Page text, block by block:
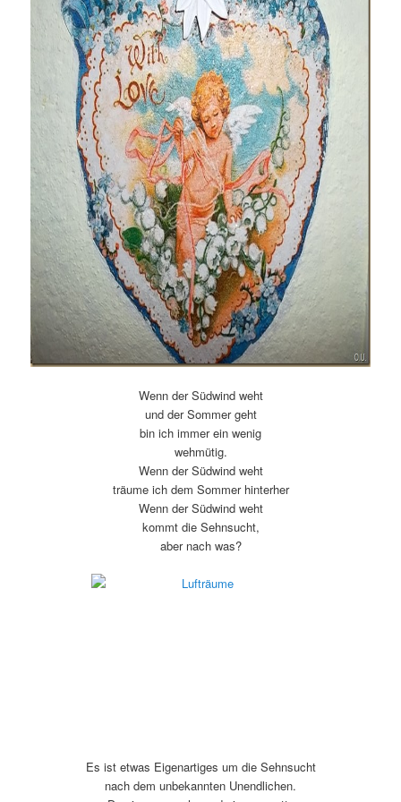
Wenn der Südwind weht
und der Sommer geht
bin ich immer ein wenig
wehmütig.
Wenn der Südwind weht
träume ich dem Sommer hinterher
Wenn der Südwind weht
kommt die Sehnsucht,
aber nach was?
Es ist etwas Eigenartiges um die Sehnsucht
nach dem unbekannten Unendlichen.